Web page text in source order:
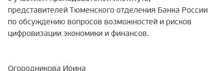
представителей Тюменского отделения Банка России
по обсуждению вопросов возможностей и рисков
цифровизации экономики и финансов.
Огородникова Ирина